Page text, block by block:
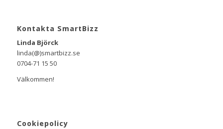
Kontakta SmartBizz
Linda Björck
linda(@)smartbizz.se
0704-71 15 50
Välkommen!
Cookiepolicy